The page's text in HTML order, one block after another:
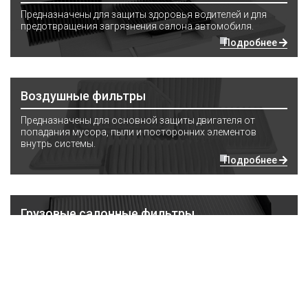
Предназначены для защиты здоровья водителей и для
предотвращения загрязнения салона автомобиля.
Подробнее
Воздушные фильтры
Предназначены для основной защиты двигателя от
попадания мусора, пыли и посторонних элементов
внутрь системы.
Подробнее
Грузовые салонные фильтры